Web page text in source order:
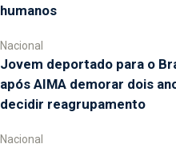
humanos
Nacional
Jovem deportado para o
após AIMA demorar dois
decidir reagrupamento
Nacional